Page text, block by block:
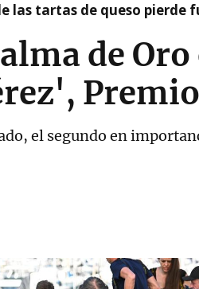
las tartas de queso pierde
de Oro
el segundo en